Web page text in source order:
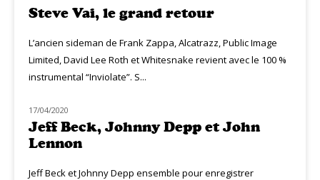
Steve Vai, le grand retour
L’ancien sideman de Frank Zappa, Alcatrazz, Public Image
Limited, David Lee Roth et Whitesnake revient avec le 100 %
instrumental “Inviolate”. S...
NOUVEAUTÉS
17/04/2020
Jeff Beck, Johnny Depp et John
Lennon
Jeff Beck et Johnny Depp ensemble pour enregistrer